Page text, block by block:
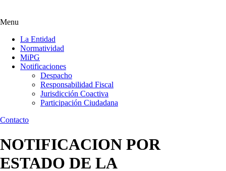
Menu
La Entidad
Normatividad
MiPG
Notificaciones
Despacho
Responsabilidad Fiscal
Jurisdicción Coactiva
Participación Ciudadana
Contacto
NOTIFICACION POR
ESTADO DE LA